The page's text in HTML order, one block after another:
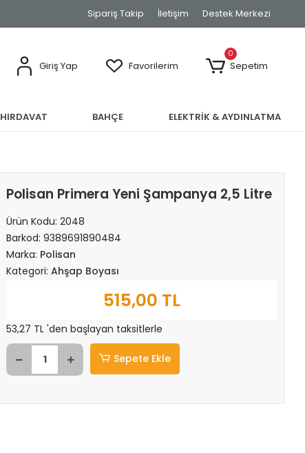
Sipariş Takip İletişim Destek Merkezi
Giriş Yap Favorilerim
0
Sepetim
HIRDAVAT BAHÇE ELEKTRİK & AYDINLATMA
Polisan Primera Yeni Şampanya 2,5 Litre
Ürün Kodu:2048
Barkod:9389691890484
Marka: Polisan
Kategori:Ahşap Boyası
515,00 TL
53,27 TL 'den başlayan taksitlerle
Sepete Ekle